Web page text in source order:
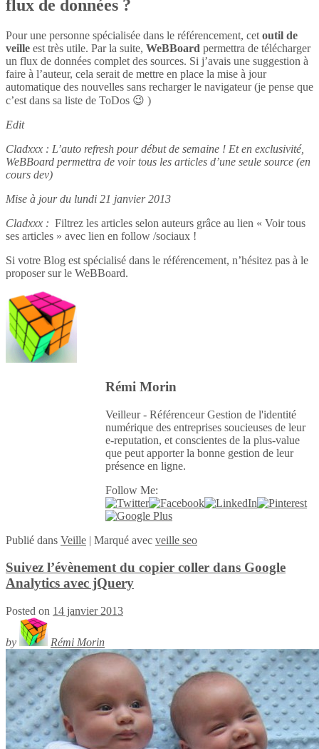
flux de données ?
Pour une personne spécialisée dans le référencement, cet outil de
veille est très utile. Par la suite, WeBBoard permettra de télécharger
un flux de données complet des sources. Si j’avais une suggestion à
faire à l’auteur, cela serait de mettre en place la mise à jour
automatique des nouvelles sans recharger le navigateur (je pense que
c’est dans sa liste de ToDos 😉 )
Edit
Cladxxx : L’auto refresh pour début de semaine ! Et en exclusivité,
WeBBoard permettra de voir tous les articles d’une seule source (en
cours dev)
Mise à jour du lundi 21 janvier 2013
Cladxxx : Filtrez les articles selon auteurs grâce au lien « Voir tous
ses articles » avec lien en follow /sociaux !
Si votre Blog est spécialisé dans le référencement, n’hésitez pas à le
proposer sur le WeBBoard.
Rémi Morin
Veilleur - Référenceur Gestion de l'identité
numérique des entreprises soucieuses de leur
e-reputation, et conscientes de la plus-value
que peut apporter la bonne gestion de leur
présence en ligne.
Follow Me:
Publié dans Veille | Marqué avec veille seo
Suivez l’évènement du copier coller dans Google
Analytics avec jQuery
Posted on 14 janvier 2013
by Rémi Morin